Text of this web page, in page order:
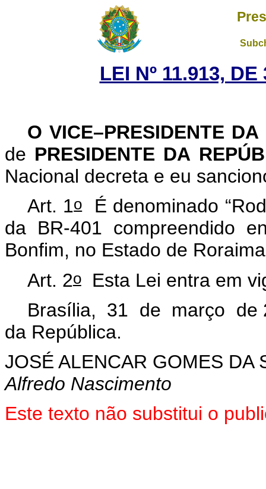
LEI Nº 11.913,
O VICE–PRESIDENTE
de PRESIDENTE DA
Nacional decreta e eu
Art. 1oÉ denominado
da BR-401 compreendido
Bonfim, no Estado de
Art. 2oEsta Lei entra em
Brasília, 31 de março de
da República.
JOSÉ ALENCAR GOMES DA
Alfredo Nascimento
Este texto não substitui o